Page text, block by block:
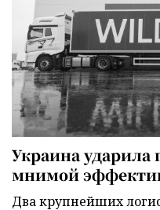
Украина
мнимой
Два крупнейших